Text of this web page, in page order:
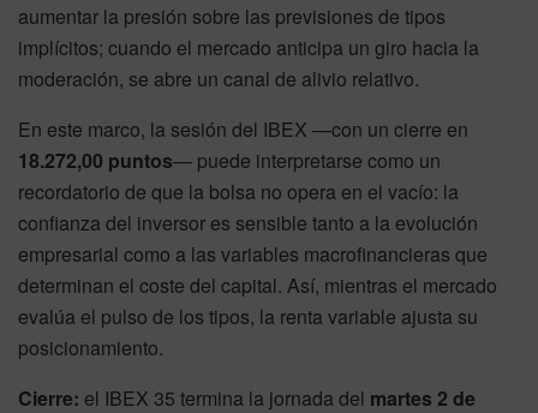
aumentar la presión sobre las previsiones de tipos
implícitos; cuando el mercado anticipa un giro hacia la
moderación, se abre un canal de alivio relativo.
En este marco, la sesión del IBEX —con un cierre en
18.272,00 puntos— puede interpretarse como un
recordatorio de que la bolsa no opera en el vacío: la
confianza del inversor es sensible tanto a la evolución
empresarial como a las variables macrofinancieras que
determinan el coste del capital. Así, mientras el mercado
evalúa el pulso de los tipos, la renta variable ajusta su
posicionamiento.
Cierre: el IBEX 35 termina la jornada del martes 2 de